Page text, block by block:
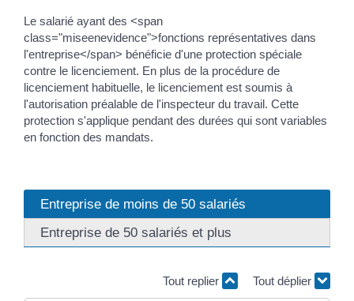
Le salarié ayant des <span
class="miseenevidence">fonctions représentatives dans
l'entreprise</span> bénéficie d'une protection spéciale
contre le licenciement. En plus de la procédure de
licenciement habituelle, le licenciement est soumis à
l'autorisation préalable de l'inspecteur du travail. Cette
protection s'applique pendant des durées qui sont variables
en fonction des mandats.
Entreprise de moins de 50 salariés
Entreprise de 50 salariés et plus
Tout replier Tout déplier